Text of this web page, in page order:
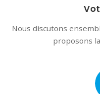
Nous discutons
proposons